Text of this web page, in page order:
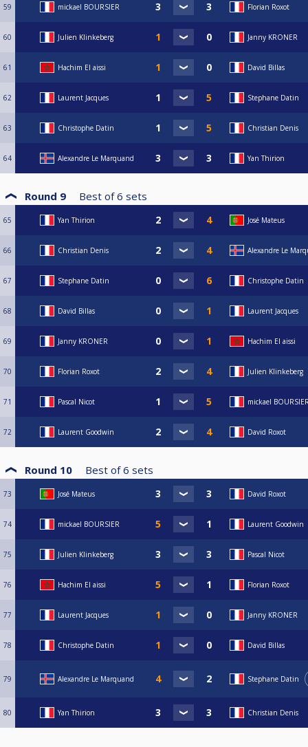
59 mickael BOURSIER Florian Roxot
60 Julien Klinkeberg Janny KRONER
61 Hachim El aissi David Billas
62 Laurent Jacques Stephane Datin
63 Christophe Datin Christian Denis
64 Alexandre Le Marquand Yan Thirion
Round 9 Best of6 sets
65 Yan Thirion José Mateus
66 Christian Denis Alexandre Le
67 Stephane Datin Christophe Datin
68 David Billas Laurent Jacques
69 Janny KRONER Hachim El aissi
70 Florian Roxot Julien Klinkeberg
71 Pascal Nicot mickael
72 Laurent Goodwin David Roxot
Round 10 Best of6 sets
73 José Mateus David Roxot
74 mickael BOURSIER Laurent Goodwin
75 Julien Klinkeberg Pascal Nicot
76 Hachim El aissi Florian Roxot
77 Laurent Jacques Janny KRONER
78 Christophe Datin David Billas
79 Alexandre Le Marquand Stephane Datin
80 Yan Thirion Christian Denis